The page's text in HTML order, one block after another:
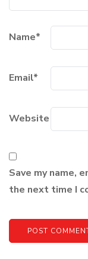
Name*
Email*
Website
Save my name,
the next time I